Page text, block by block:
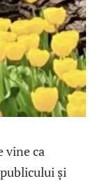
vine ca
și